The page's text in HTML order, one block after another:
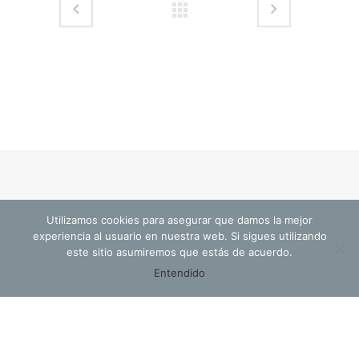
© Cristina Valls Arquitectura
Utilizamos cookies para asegurar que damos la mejor
experiencia al usuario en nuestra web. Si sigues utilizando
este sitio asumiremos que estás de acuerdo.
Entendido